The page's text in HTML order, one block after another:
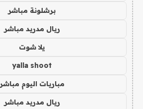
برشلونة مباشر
ريال مدريد مباشر
يلا شوت
yalla shoot
مباريات اليوم مباشر
ريال مدريد مباشر